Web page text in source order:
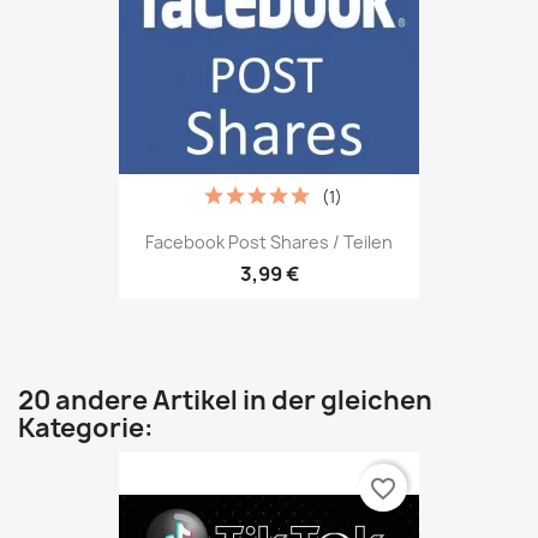
Facebook Post Shares / Teilen
3,99 €
(1)
20 andere Artikel in der gleichen
Kategorie:
favorite_border